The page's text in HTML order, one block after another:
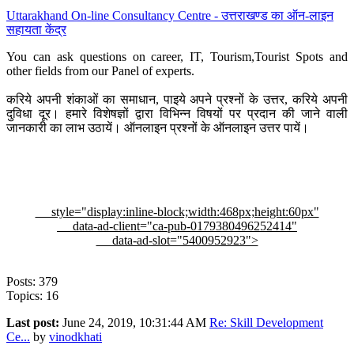
Uttarakhand On-line Consultancy Centre - उत्तराखण्ड का ऑन-लाइन
सहायता केंद्र
You can ask questions on career, IT, Tourism,Tourist Spots and
other fields from our Panel of experts.
करिये अपनी शंकाओं का समाधान, पाइये अपने प्रश्नों के उत्तर, करिये अपनी
दुविधा दूर। हमारे विशेषज्ञों द्वारा विभिन्न विषयों पर प्रदान की जाने वाली
जानकारी का लाभ उठायें। ऑनलाइन प्रश्नों के ऑनलाइन उत्तर पायें।
style="display:inline-block;width:468px;height:60px"
data-ad-client="ca-pub-0179380496252414"
data-ad-slot="5400952923">
Posts: 379
Topics: 16
Last post: June 24, 2019, 10:31:44 AM Re: Skill Development
Ce... by vinodkhati